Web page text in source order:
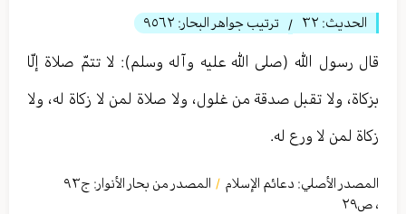
الحديث: ٣٢ / ترتيب جواهر البحار: ٩٥٦٢
قال رسول الله (صلى الله عليه وآله وسلم): لا تتمّ صلاة إلّا
بزكاة، ولا تقبل صدقة من غلول، ولا صلاة لمن لا زكاة له، ولا
زكاة لمن لا ورع له.
المصدر الأصلي: دعائم الإسلام / المصدر من بحار الأنوار: ج٩٣
، ص٢٩